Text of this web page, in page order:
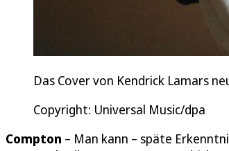
Das Cover von Kendrick Lamars
Copyright: Universal Music/dpa
Compton – Man kann – späte